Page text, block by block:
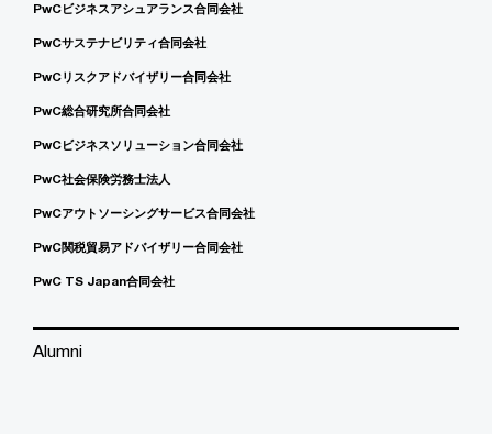
PwCビジネスアシュアランス合同会社
PwCサステナビリティ合同会社
PwCリスクアドバイザリー合同会社
PwC総合研究所合同会社
PwCビジネスソリューション合同会社
PwC社会保険労務士法人
PwCアウトソーシングサービス合同会社
PwC関税貿易アドバイザリー合同会社
PwC TS Japan合同会社
Alumni